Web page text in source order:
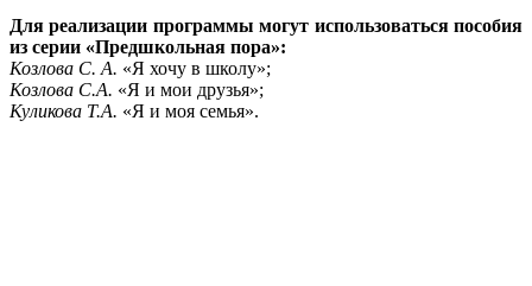
Для реализации программы могут использоваться пособия
из серии «Предшкольная пора»:
Козлова С. А. «Я хочу в школу»;
Козлова С.А. «Я и мои друзья»;
Куликова Т.А. «Я и моя семья».